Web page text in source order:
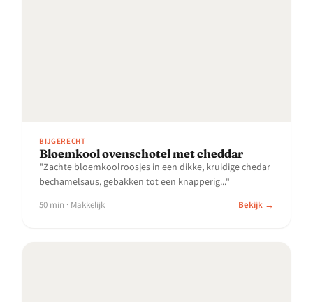
BIJGERECHT
Bloemkool ovenschotel met cheddar
"Zachte bloemkoolroosjes in een dikke, kruidige chedar
bechamelsaus, gebakken tot een knapperig..."
50 min · Makkelijk Bekijk →